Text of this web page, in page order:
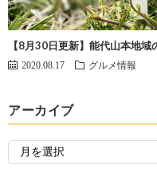
【8月30日更新】能代山本地
2020.08.17 グルメ情報
アーカイブ